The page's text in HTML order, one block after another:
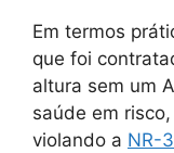
Em termos
que foi
altura sem um
saúde em
violando a NR-